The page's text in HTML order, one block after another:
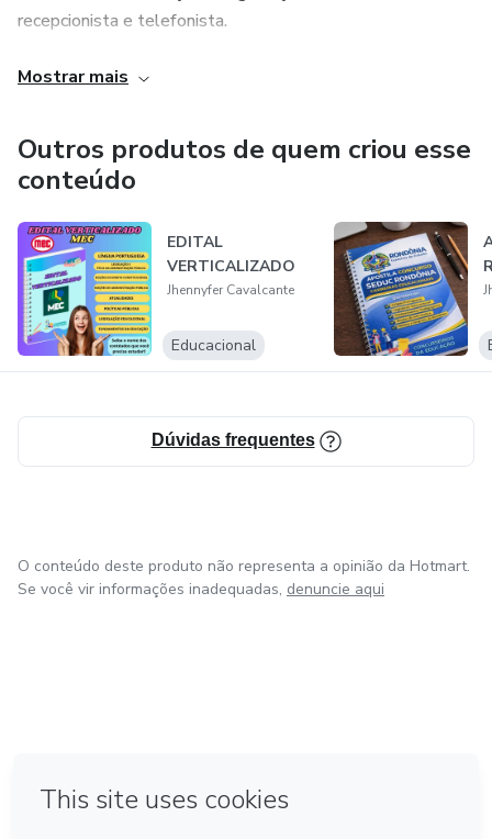
recepcionista e telefonista.
Trabalhou na empresa: Centro Educacional Algaranhães
Trabalhou na empresa MultCursos: ( professora de cursos
profissionalizantes
Mostrar mais
Outros produtos de quem criou esse
conteúdo
EDITAL
VERTICALIZADO
Jhennyfer Cavalcante
Educacional
Dúvidas frequentes
O conteúdo deste produto não representa a opinião da Hotmart.
Se você vir informações inadequadas, denuncie aqui
Feito com ❤ na Cidade do México